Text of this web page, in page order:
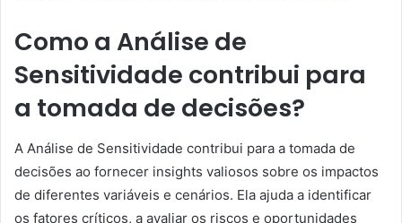
Como a Análise de
Sensitividade contribui para
a tomada de decisões?
A Análise de Sensitividade contribui para a tomada de
decisões ao fornecer insights valiosos sobre os impactos
de diferentes variáveis e cenários. Ela ajuda a identificar
os fatores críticos, a avaliar os riscos e oportunidades